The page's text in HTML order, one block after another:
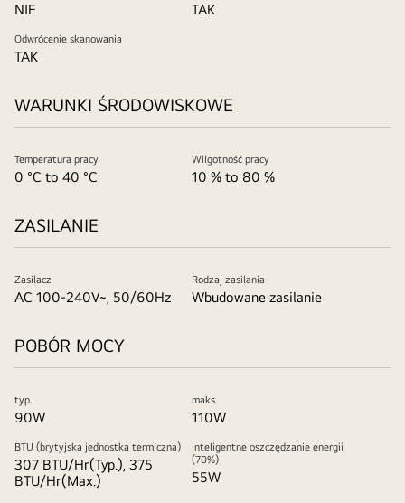
NIE TAK
Odwrócenie skanowania
TAK
WARUNKI ŚRODOWISKOWE
Temperatura pracy
0 °C to 40 °C
Wilgotność pracy
10 % to 80 %
ZASILANIE
Zasilacz
AC 100-240V~, 50/60Hz
Rodzaj zasilania
Wbudowane zasilanie
POBÓR MOCY
typ.
90W
maks.
110W
BTU (brytyjska jednostka termiczna)
307 BTU/Hr(Typ.), 375
BTU/Hr(Max.)
Inteligentne oszczędzanie energii
(70%)
55W